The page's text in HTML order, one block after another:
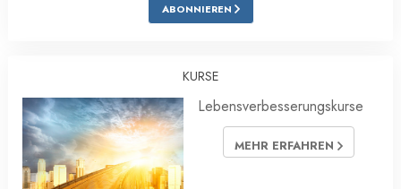
ABONNIEREN
KURSE
Lebensverbesserungskurse
MEHR ERFAHREN